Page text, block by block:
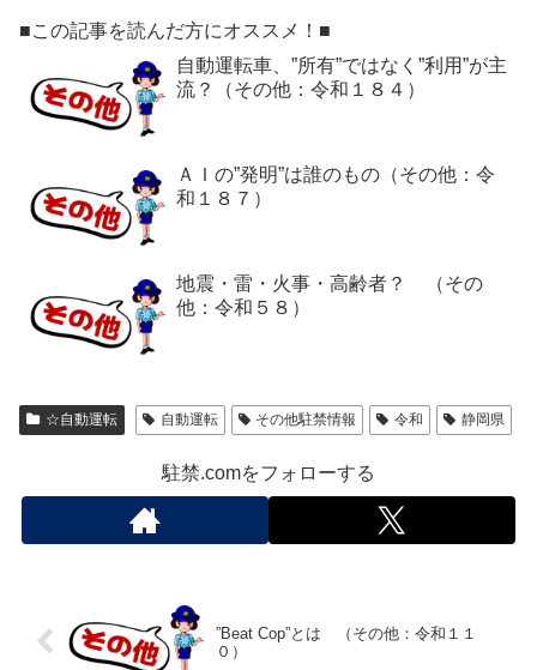
■この記事を読んだ方にオススメ！■
自動運転車、”所有”ではなく”利用”が主
流？（その他：令和１８４）
ＡＩの”発明”は誰のもの（その他：令
和１８７）
地震・雷・火事・高齢者？ （その
他：令和５８）
☆自動運転 自動運転 その他駐禁情報 令和 静岡県
駐禁.comをフォローする
”Beat Cop”とは （その他：令和１１
０）